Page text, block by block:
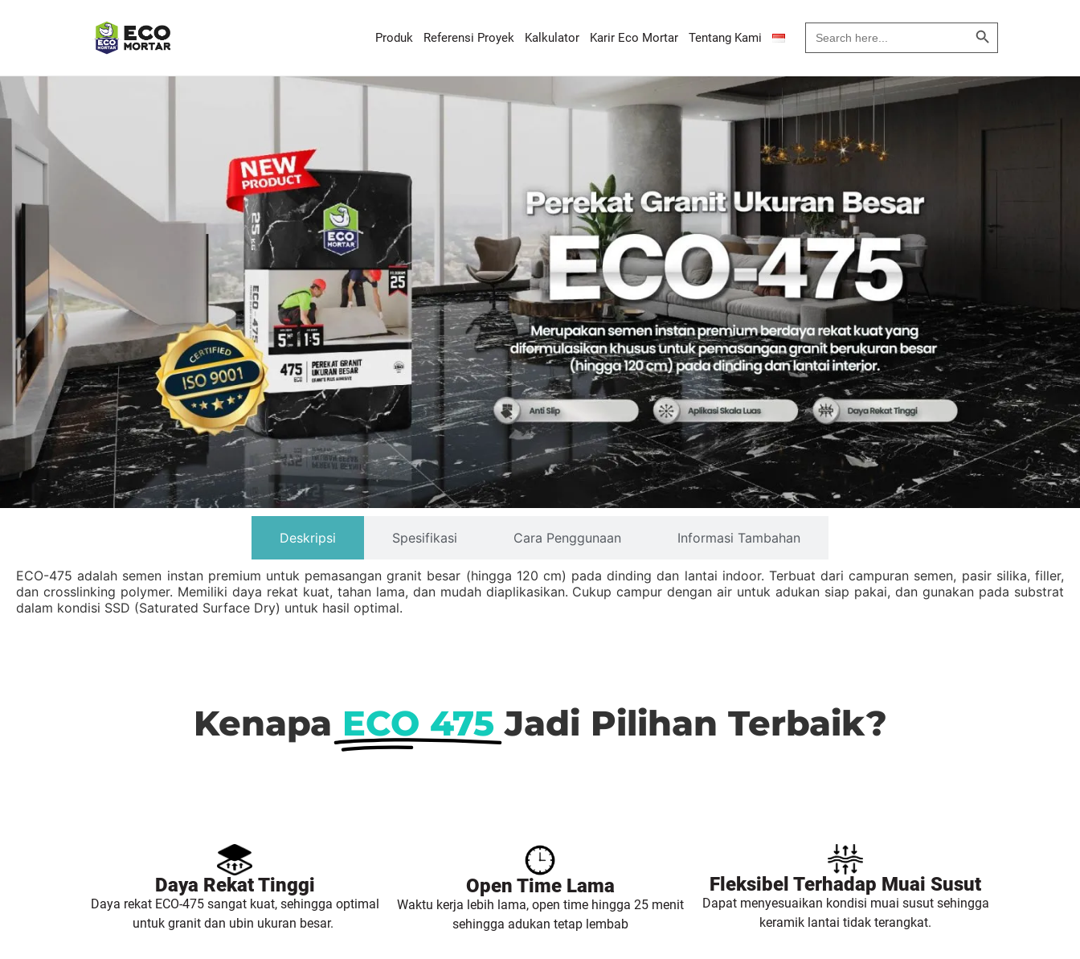
Produk Referensi Proyek Kalkulator Karir Eco Mortar Tentang Kami
for:
Search Button
Deskripsi Spesifikasi Cara Penggunaan Informasi Tambahan
ECO-475 adalah semen instan premium untuk pemasangan granit besar (hingga 120 cm) pada dinding dan lantai indoor. Terbuat dari campuran semen, pasir silika, filler,
dan crosslinking polymer. Memiliki daya rekat kuat, tahan lama, dan mudah diaplikasikan. Cukup campur dengan air untuk adukan siap pakai, dan gunakan pada substrat
dalam kondisi SSD (Saturated Surface Dry) untuk hasil optimal.
Kenapa ECO 475 Jadi Pilihan Terbaik?
Daya Rekat Tinggi
Daya rekat ECO-475 sangat kuat, sehingga optimal
untuk granit dan ubin ukuran besar.
Open Time Lama
Waktu kerja lebih lama, open time hingga 25 menit
sehingga adukan tetap lembab
Fleksibel Terhadap Muai Susut
Dapat menyesuaikan kondisi muai susut sehingga
keramik lantai tidak terangkat.